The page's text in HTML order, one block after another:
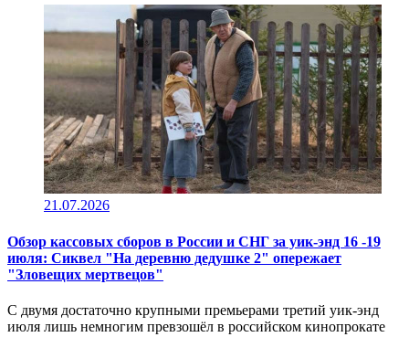
21.07.2026
Обзор кассовых сборов в России и СНГ за уик-энд 16 -19
июля: Сиквел "На деревню дедушке 2" опережает
"Зловещих мертвецов"
С двумя достаточно крупными премьерами третий уик-энд
июля лишь немногим превзошёл в российском кинопрокате